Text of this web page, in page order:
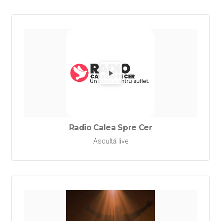
Redă
Radio Calea Spre Cer
Ascultă live